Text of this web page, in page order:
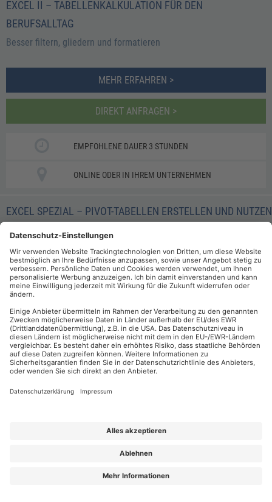
EXCEL II – TABELLENKALKULATION FÜR DEN
BERUFSALLTAG
Besser filtern, gliedern und formatieren
MEHR ERFAHREN >
DIREKT ANFRAGEN >
EMPFOHLENE DAUER 3 STUNDEN
ONLINE ODER IN IHREM UNTERNEHMEN
EXCEL SPEZIAL – PIVOT-TABELLEN ERSTELLEN UND NUTZEN
Professionelle Datenanalyse mit Hilfe von Pivot-Tabellen und
MEHR ERFAHREN >
DIREKT ANFRAGEN >
EMPFOHLENE DAUER 3 STUNDEN
ONLINE ODER IN IHREM UNTERNEHMEN
Die wichtigsten MS-Office-Programme durch KI noch effizienter
MEHR ERFAHREN >